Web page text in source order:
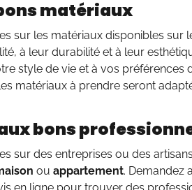
matériaux
sur les matériaux disponibles sur
à leur durabilité et à leur
style de vie et à vos préférences
matériaux à prendre seront
bons
sur des entreprises ou des
ou appartement. Demandez